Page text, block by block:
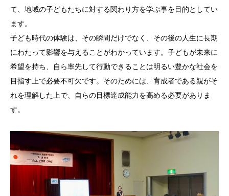
て、地域の子どもたちに対する関わり方を学ぶ事を目的としてい
ます。
子ども時代の体験は、その瞬間だけでなく、その後の人生に長期
にわたって影響を与えることがわかっています。子どもが未来に
希望を持ち、自ら率先して行動できることは明るい豊かな社会を
目指す上で必要不可欠です。そのためには、育成者である親がそ
れを理解した上で、自らの目標達成能力を高める必要がありま
す。